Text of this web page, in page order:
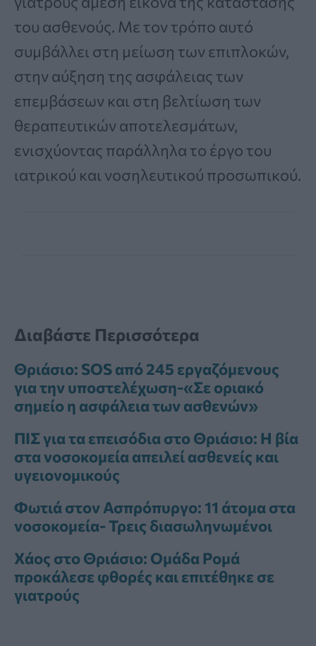
του ασθενούς. Με τον τρόπο αυτό
συμβάλλει στη μείωση των επιπλοκών,
στην αύξηση της ασφάλειας των
επεμβάσεων και στη βελτίωση των
θεραπευτικών αποτελεσμάτων,
ενισχύοντας παράλληλα το έργο του
ιατρικού και νοσηλευτικού προσωπικού.
Διαβάστε Περισσότερα
Θριάσιο: SOS από 245 εργαζόμενους
για την υποστελέχωση-«Σε οριακό
σημείο η ασφάλεια των ασθενών»
ΠΙΣ για τα επεισόδια στο Θριάσιο: Η βία
στα νοσοκομεία απειλεί ασθενείς και
υγειονομικούς
Φωτιά στον Ασπρόπυργο: 11 άτομα στα
νοσοκομεία- Τρεις διασωληνωμένοι
Χάος στο Θριάσιο: Ομάδα Ρομά
προκάλεσε φθορές και επιτέθηκε σε
γιατρούς